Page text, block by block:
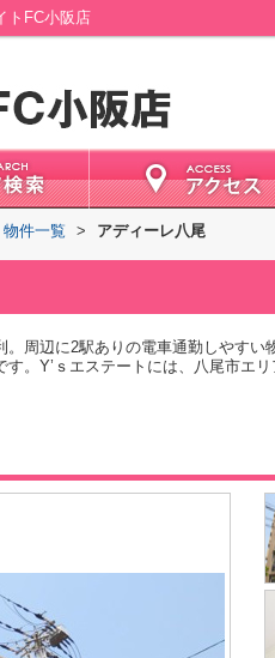
トFC小阪店
物件一覧 > アディーレ八尾
周辺に2駅ありの電車通勤しやす
。Y’ｓエステートには、八尾市エ